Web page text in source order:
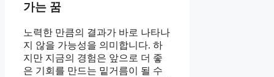
가는 꿈
노력한 만큼의 결과가 바로 나타나
지 않을 가능성을 의미합니다. 하
지만 지금의 경험은 앞으로 더 좋
은 기회를 만드는 밑거름이 될 수